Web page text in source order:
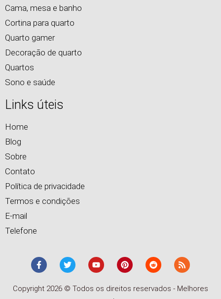
Cama, mesa e banho
Cortina para quarto
Quarto gamer
Decoração de quarto
Quartos
Sono e saúde
Links úteis
Home
Blog
Sobre
Contato
Política de privacidade
Termos e condições
E-mail
Telefone
Copyright 2026 © Todos os direitos reservados - Melhores